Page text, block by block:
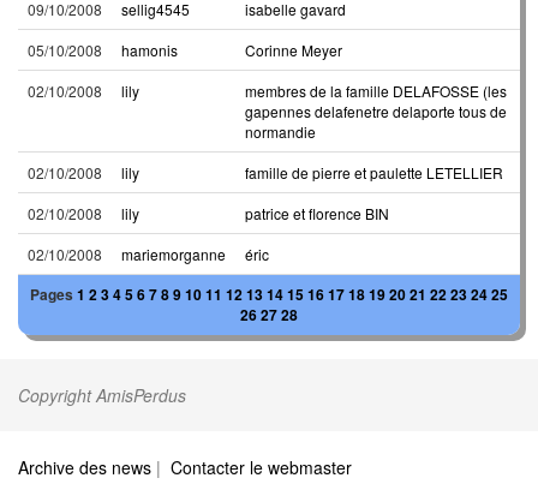
09/10/2008
sellig4545
isabelle gavard
05/10/2008
hamonis
Corinne Meyer
02/10/2008
lily
membres de la famille DELAFOSSE (les
gapennes delafenetre delaporte tous de
normandie
02/10/2008
lily
famille de pierre et paulette LETELLIER
02/10/2008
lily
patrice et florence BIN
02/10/2008
mariemorganne éric
Pages1 234567891011 12131415161718192021 22232425
262728
Copyright AmisPerdus
Archive des news | Contacter le webmaster